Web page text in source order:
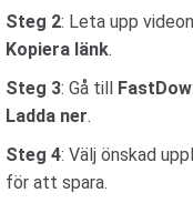
Steg 2: Leta upp
Kopiera länk.
Steg 3: Gå till
Ladda ner.
Steg 4: Välj önskad
för att spara.